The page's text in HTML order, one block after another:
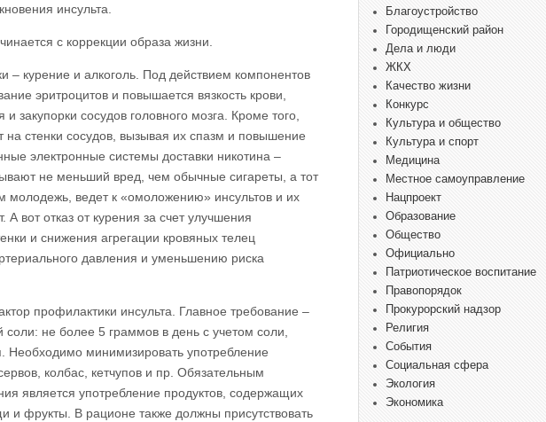
инсульта.
с коррекции образа жизни.
– курение и алкоголь. Под действием компонентов
эритроцитов и повышается вязкость крови,
закупорки сосудов головного мозга. Кроме того,
на стенки сосудов, вызывая их спазм и повышение
электронные системы доставки никотина –
не меньший вред, чем обычные сигареты, а тот
молодежь, ведет к «омоложению» инсультов и их
вот отказ от курения за счет улучшения
и снижения агрегации кровяных телец
давления и уменьшению риска
профилактики инсульта. Главное требование –
не более 5 граммов в день с учетом соли,
Необходимо минимизировать употребление
колбас, кетчупов и пр. Обязательным
является употребление продуктов, содержащих
и фрукты. В рационе также должны присутствовать
Благоустройство
Городищенский район
Дела и люди
ЖКХ
Качество жизни
Конкурс
Культура и общество
Культура и спорт
Медицина
Местное самоуправление
Нацпроект
Образование
Общество
Официально
Патриотическое воспитание
Правопорядок
Прокурорский надзор
Религия
События
Социальная сфера
Экология
Экономика